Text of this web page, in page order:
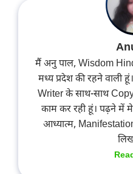
मैं अनु पाल, Wisdom
मध्य प्रदेश की रहने वाली
Writer के साथ-साथ
काम कर रही हूं। पढ़ने में
आध्यात्म,